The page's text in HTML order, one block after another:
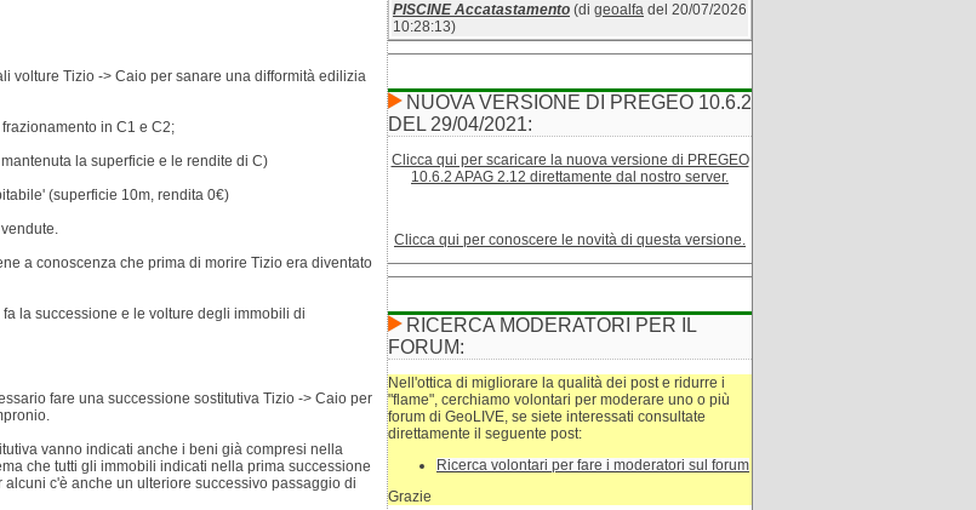
volture Tizio -> Caio per sanare una difformità edilizia
in C1 e C2;
la superficie e le rendite di C)
(superficie 10m, rendita 0€)
a conoscenza che prima di morire Tizio era diventato
la successione e le volture degli immobili di
fare una successione sostitutiva Tizio -> Caio per
vanno indicati anche i beni già compresi nella
che tutti gli immobili indicati nella prima successione
c'è anche un ulteriore successivo passaggio di
PISCINE Accatastamento (di geoalfa del 20/07/2026
10:28:13)
NUOVA VERSIONE DI PREGEO 10.6.2
DEL 29/04/2021:
Clicca qui per scaricare la nuova versione di PREGEO
10.6.2 APAG 2.12 direttamente dal nostro server.
Clicca qui per conoscere le novità di questa versione.
RICERCA MODERATORI PER IL
FORUM:
Nell'ottica di migliorare la qualità dei post e ridurre i
"flame", cerchiamo volontari per moderare uno o più
forum di GeoLIVE, se siete interessati consultate
direttamente il seguente post:
Ricerca volontari per fare i moderatori sul forum
Grazie